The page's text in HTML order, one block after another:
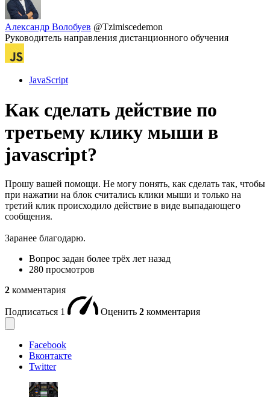
Александр Волобуев @Tzimiscedemon
Руководитель направления дистанционного обучения
JavaScript
Как сделать действие по
третьему клику мыши в
javascript?
Прошу вашей помощи. Не могу понять, как сделать так, чтобы
при нажатии на блок считались клики мыши и только на
третий клик происходило действие в виде выпадающего
сообщения.
Заранее благодарю.
Вопрос задан более трёх лет назад
280 просмотров
2 комментария
Подписаться 1 Оценить 2 комментария
Facebook
Вконтакте
Twitter